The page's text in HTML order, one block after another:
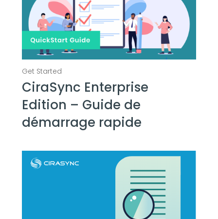
CiraSync Enterprise
Edition – Guide de
démarrage rapide